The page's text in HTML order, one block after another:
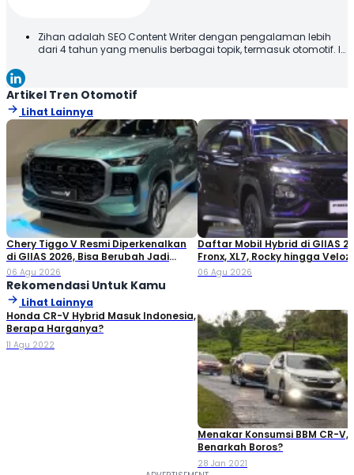
Zihan adalah SEO Content Writer dengan pengalaman lebih
dari 4 tahun yang menulis berbagai topik, termasuk otomotif. Ia
oleh pembaca. Melalui tulisannya, Zihan berupaya
memberikan informasi yang relevan dan bermanfaat. Selamat
Membaca!
Artikel Tren Otomotif
Lihat Lainnya
Chery Tiggo V Resmi Diperkenalkan
di GIIAS 2026, Bisa Berubah Jadi
Double Cabin
06 Agu 2026
Daftar Mobil Hybrid di GIIAS
Fronx, XL7, Rocky hingga Veloz!
06 Agu 2026
Rekomendasi Untuk Kamu
Lihat Lainnya
Honda CR-V Hybrid Masuk Indonesia,
Berapa Harganya?
11 Agu 2022
Menakar Konsumsi BBM CR-V,
Benarkah Boros?
28 Jan 2021